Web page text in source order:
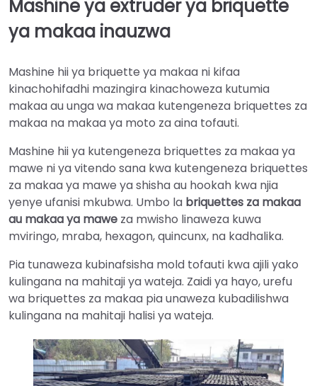
►
Mashine ya extruder ya briquette
ya makaa inauzwa
Mashine hii ya briquette ya makaa ni kifaa
kinachohifadhi mazingira kinachoweza kutumia
makaa au unga wa makaa kutengeneza briquettes za
makaa na makaa ya moto za aina tofauti.
Mashine hii ya kutengeneza briquettes za makaa ya
mawe ni ya vitendo sana kwa kutengeneza briquettes
za makaa ya mawe ya shisha au hookah kwa njia
yenye ufanisi mkubwa. Umbo la briquettes za makaa
au makaa ya mawe za mwisho linaweza kuwa
mviringo, mraba, hexagon, quincunx, na kadhalika.
Pia tunaweza kubinafsisha mold tofauti kwa ajili yako
kulingana na mahitaji ya wateja. Zaidi ya hayo, urefu
wa briquettes za makaa pia unaweza kubadilishwa
kulingana na mahitaji halisi ya wateja.